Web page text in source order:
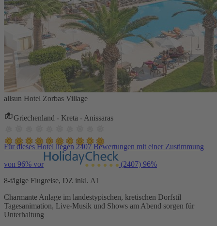
allsun Hotel Zorbas Village
Griechenland - Kreta - Anissaras
Für dieses Hotel liegen 2407 Bewertungen mit einer Zustimmung
von 96% vor (2407) 96%
8-tägige Flugreise, DZ inkl. AI
Charmante Anlage im landestypischen, kretischen Dorfstil
Tagesanimation, Live-Musik und Shows am Abend sorgen für
Unterhaltung